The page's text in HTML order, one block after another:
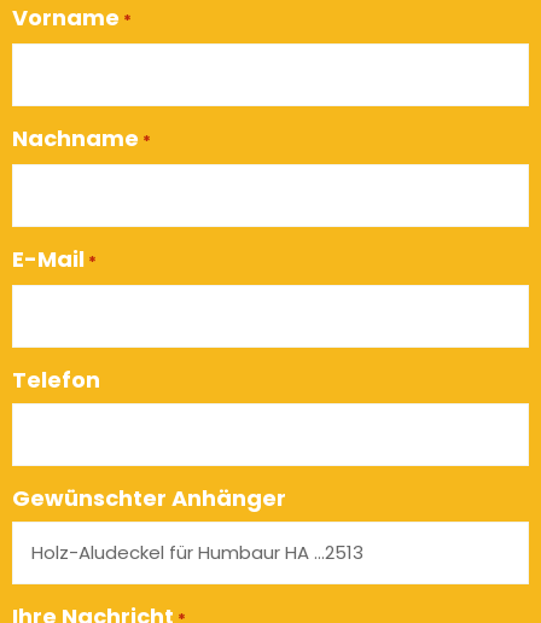
Vorname *
Nachname *
E-Mail *
Telefon
Gewünschter Anhänger
Ihre Nachricht *